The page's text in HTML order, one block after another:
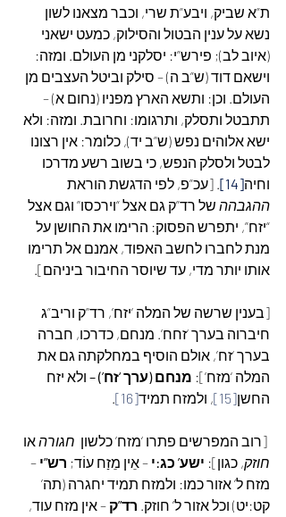
ת”א שביק, ויבע”ת שרי, וכבר מצאנו לשון
נשא על ענין הבטול והסילוק, כמעט ישאני
(איוב לב); פירש”י: יסלקני מן העולם. ומזה:
וישאם דוד (ש”ב ה) – סילק וביטל העצבים מן
העולם. וכן: ותשא הארץ מפניו (נחום א) –
תתבטל ותסלק, ותרגומו: וחרובת. ומזה: ולא
ישא אלוהים נפש (ש”ב יד), כלומר: אין רצונו
לבטל ולסלק הנפש, כי בשוב רשע מדרכו
וחיה[14]
. [עכ”פ, לפי הדגשת הוראת
ההגבהה של רד”ק גם אצל “וירכסו” וגם אצל
“יזח”, יתפרש הפסוק: הרימו את החושן על
מנת לחברו לחשב האפוד, אמנם אל תרימו
אותו יותר מדי, עד שיוסר החיבור ביניהם].
[בענין שרשה של המלה ‘יזח’, רד”ק וריב”ג
חיברוה בערך ‘זחח’. מנחם, כדרכו, חברה
בערך ‘זח’, אולם הוסיף במחלקתה גם את
המלה ‘מזח’]: מנחם (ערך ‘זח’) – ולא יזח
החשן[15] , ולמזח תמיד[16]
.
חגורה או
חוזק, כגון]: ישע’ כג:י – אֵין מֵזַח עוֹד; רש”י –
מזח ל’ אזור כמו: ולמזח תמיד יחגרה (תה’
קט:יט) וכל אזור ל’ חוזק. רד”ק – אין מזח עוד,